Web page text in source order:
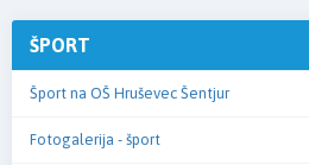
ŠPORT
Šport na OŠ Hruševec Šentjur
Fotogalerija - šport